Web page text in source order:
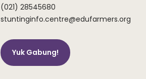
(021) 28545680
stuntinginfo.centre@edufarmers.org
Yuk Gabung!